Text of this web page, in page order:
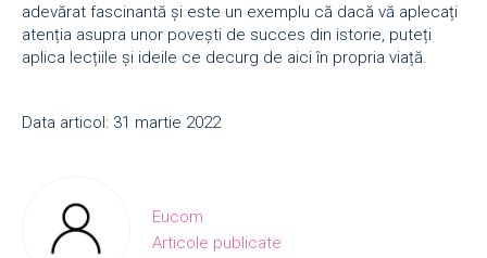
adevărat fascinantă și este un exemplu că dacă vă aplecați
atenția asupra unor povești de succes din istorie, puteți
aplica lecțiile și ideile ce decurg de aici în propria viață.
Data articol: 31 martie 2022
Eucom
Articole publicate